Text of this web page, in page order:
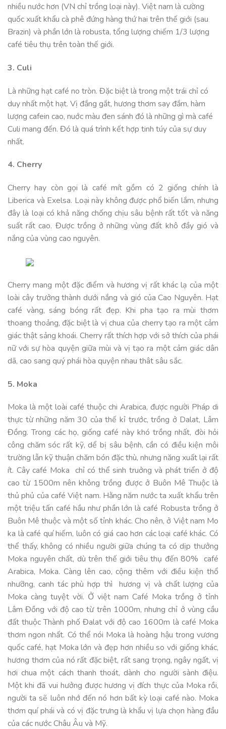
nhiều nước hơn (VN chỉ trồng loại này). Việt nam là cường
quốc xuất khẩu cà phê đứng hàng thứ hai trên thế giới (sau
Brazin) và phần lớn là robusta, tổng lượng chiếm 1/3 lượng
café tiêu thụ trên toàn thế giới.
3. Culi
Là những hạt café no tròn. Đặc biệt là trong một trái chỉ có
duy nhất một hạt. Vị đắng gắt, hương thơm say đắm, hàm
lượng cafein cao, nuớc màu đen sánh đó là những gì mà café
Culi mang đến. Đó là quá trình kết hợp tinh túy của sự duy
nhất.
4. Cherry
Cherry hay còn gọi là café mít gồm có 2 giống chính là
Liberica và Exelsa. Loại này không được phổ biến lắm, nhưng
đây là loại có khả năng chống chịu sâu bệnh rất tốt và năng
suất rất cao. Được trồng ở những vùng đất khô đầy gió và
nắng của vùng cao nguyên.
Cherry mang một đặc điểm và hương vị rất khác lạ của một
loài cây trưởng thành dưới nắng và gió của Cao Nguyên. Hạt
café vàng, sáng bóng rất đẹp. Khi pha tạo ra mùi thơm
thoang thoảng, đặc biệt là vị chua của cherry tạo ra một cảm
giác thật sảng khoái. Cherry rất thích hợp với sở thích của phái
nữ với sự hòa quyện giữa mùi và vị tạo ra một cảm giác dân
dã, cao sang quý phái hòa quyện nhau thât sâu sắc.
5. Moka
Moka là một loài café thuộc chi Arabica, được người Pháp di
thực từ những năm 30 của thế kỉ trước, trồng ở Dalat, Lâm
Đồng. Trong các họ, giống café này khó trồng nhất, đòi hỏi
công chăm sóc rất kỹ, dể bị sâu bệnh, cần có điều kiện môi
trường lẫn kỹ thuận chăm bón đặc thù, nhưng năng xuất lại rất
ít. Cây café Moka chỉ có thể sinh truởng và phát triển ở độ
cao từ 1500m nên không trồng được ở Buôn Mê Thuộc là
thủ phủ của café Việt nam. Hằng năm nước ta xuất khẩu trên
một triệu tấn café hầu như phần lớn là café Robusta trồng ở
Buôn Mê thuộc và một số tỉnh khác. Cho nên, ở Việt nam Mo
ka là café quí hiếm, luôn có giá cao hơn các loại café khác. Có
thể thấy, không có nhiều người giữa chúng ta có dịp thưởng
Moka nguyên chất, dù trên thế giới tiêu thụ đến 80% café
Arabica, Moka. Càng lên cao, cộng thêm với điều kiện thổ
nhưỡng, canh tác phù hợp thì hương vị và chất lượng của
Moka càng tuyệt vời. Ở việt nam Café Moka trồng ở tỉnh
Lâm Đồng với độ cao từ trên 1000m, nhưng chỉ ở vùng cầu
đất thuộc Thành phố Đalat với độ cao 1600m là café Moka
thơm ngon nhất. Có thể nói Moka là hoàng hậu trong vương
quốc café, hạt Moka lớn và đẹp hơn nhiều so với giống khác,
hương thơm của nó rất đặc biệt, rất sang trọng, ngây ngất, vị
hơi chua một cách thanh thoát, dành cho người sành điệu.
Một khi đã vui hưởng được hương vị đích thực của Moka rồi,
người ta sẽ luôn nhớ đến nó hơn bất kỳ loại café nào. Moka
thơm quí phái và có vị đặc trưng là khẩu vị lựa chọn hàng đầu
của các nước Châu Âu và Mỹ.